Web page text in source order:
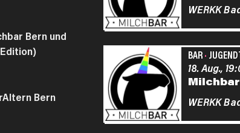
Bern und
Bern
WERKK
BAR·
18. Aug.,
WERKK